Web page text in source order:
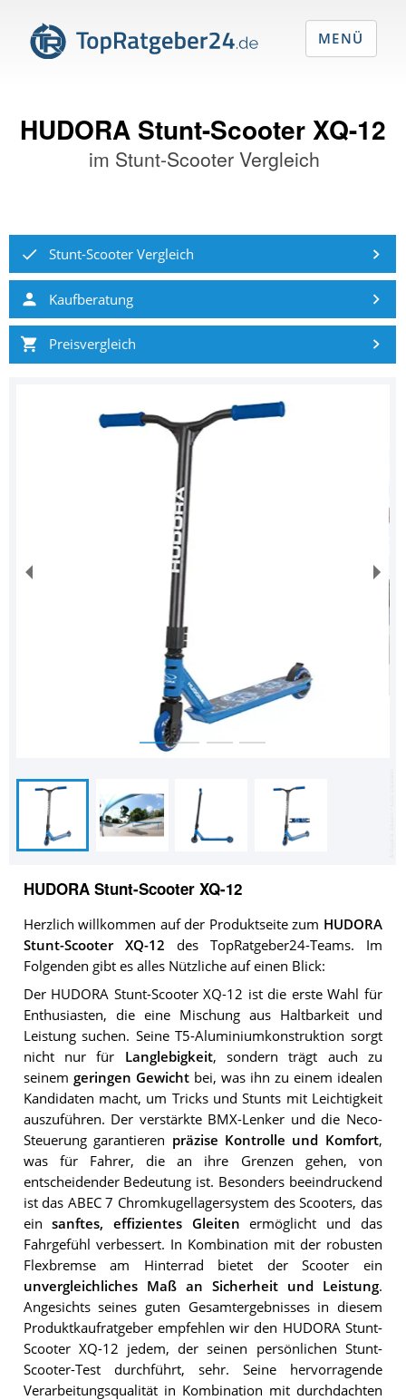
HUDORA Stunt-Scooter XQ-12
im Stunt-Scooter Vergleich
Stunt-Scooter Vergleich
Kaufberatung
Preisvergleich
HUDORA Stunt-Scooter XQ-12
Herzlich willkommen auf der Produktseite zum HUDORA
Stunt-Scooter XQ-12 des TopRatgeber24-Teams. Im
Folgenden gibt es alles Nützliche auf einen Blick:
Der HUDORA Stunt-Scooter XQ-12 ist die erste Wahl für
Enthusiasten, die eine Mischung aus Haltbarkeit und
Leistung suchen. Seine T5-Aluminiumkonstruktion sorgt
nicht nur für Langlebigkeit, sondern trägt auch zu
seinem geringen Gewichtbei, was ihn zu einem idealen
Kandidaten macht, um Tricks und Stunts mit Leichtigkeit
auszuführen. Der verstärkte BMX-Lenker und die Neco-
Steuerung garantieren präzise Kontrolle und Komfort,
was für Fahrer, die an ihre Grenzen gehen, von
entscheidender Bedeutung ist. Besonders beeindruckend
ist das ABEC 7 Chromkugellagersystem des Scooters, das
einsanftes, effizientes Gleiten ermöglicht und das
Fahrgefühl verbessert. In Kombination mit der robusten
Flexbremse am Hinterrad bietet der Scooter ein
unvergleichliches Maß an Sicherheit und Leistung.
Angesichts seines guten Gesamtergebnisses in diesem
Produktkaufratgeber empfehlen wir den HUDORA Stunt-
Scooter XQ-12 jedem, der seinen persönlichen Stunt-
Scooter-Test durchführt, sehr. Seine hervorragende
Verarbeitungsqualität in Kombination mit durchdachten
MENÜ